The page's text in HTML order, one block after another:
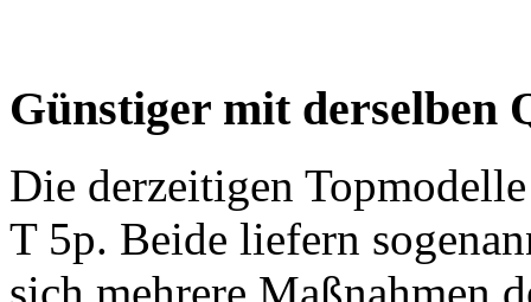
Günstiger mit derselben
Die derzeitigen
T 5p. Beide liefern
sich mehrere Maßnahmen